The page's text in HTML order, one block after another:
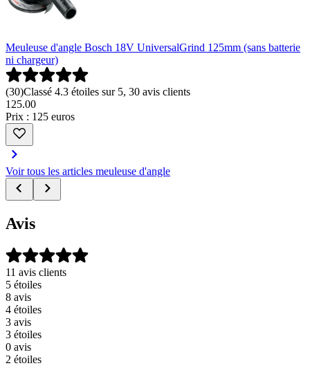
Meuleuse d'angle Bosch 18V UniversalGrind 125mm (sans batterie
ni chargeur)
(30)Classé 4.3 étoiles sur 5, 30 avis clients
125.00
Prix : 125 euros
Voir tous les articles meuleuse d'angle
Avis
11 avis clients
5 étoiles
8 avis
4 étoiles
3 avis
3 étoiles
0 avis
2 étoiles